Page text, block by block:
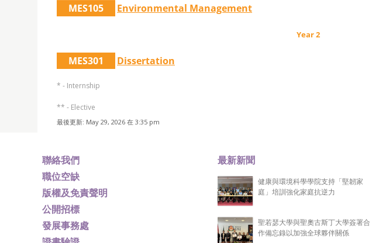
MES105
Environmental Management
Year 2
MES301 Dissertation
* - Internship
** - Elective
最後更新: May 29, 2026 在 3:35 pm
聯絡我們
職位空缺
版權及免責聲明
公開招標
發展事務處
最新新聞
健康與環境科學學院支持「堅韌家
庭」培訓強化家庭抗逆力
聖若瑟大學與聖奧古斯丁大學簽署合
作備忘錄以加強全球夥伴關係